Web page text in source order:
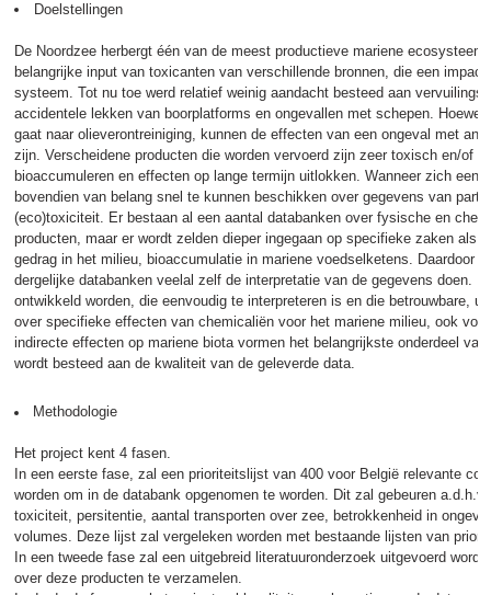
Doelstellingen
De Noordzee herbergt één van de meest productieve mariene
belangrijke input van toxicanten van verschillende bronnen, die een
systeem. Tot nu toe werd relatief weinig aandacht besteed aan
accidentele lekken van boorplatforms en ongevallen met schepen.
gaat naar olieverontreiniging, kunnen de effecten van een ongeval met
zijn. Verscheidene producten die worden vervoerd zijn zeer toxisch en/of
bioaccumuleren en effecten op lange termijn uitlokken. Wanneer zich een
bovendien van belang snel te kunnen beschikken over gegevens van
(eco)toxiciteit. Er bestaan al een aantal databanken over fysische en
producten, maar er wordt zelden dieper ingegaan op specifieke zaken als
gedrag in het milieu, bioaccumulatie in mariene voedselketens. Daardoor
dergelijke databanken veelal zelf de interpretatie van de gegevens doen.
ontwikkeld worden, die eenvoudig te interpreteren is en die betrouwbare,
over specifieke effecten van chemicaliën voor het mariene milieu, ook
indirecte effecten op mariene biota vormen het belangrijkste onderdeel
wordt besteed aan de kwaliteit van de geleverde data.
Methodologie
Het project kent 4 fasen.
In een eerste fase, zal een prioriteitslijst van 400 voor België relevante
worden om in de databank opgenomen te worden. Dit zal gebeuren
toxiciteit, persitentie, aantal transporten over zee, betrokkenheid in
volumes. Deze lijst zal vergeleken worden met bestaande lijsten van
In een tweede fase zal een uitgebreid literatuuronderzoek uitgevoerd
over deze producten te verzamelen.